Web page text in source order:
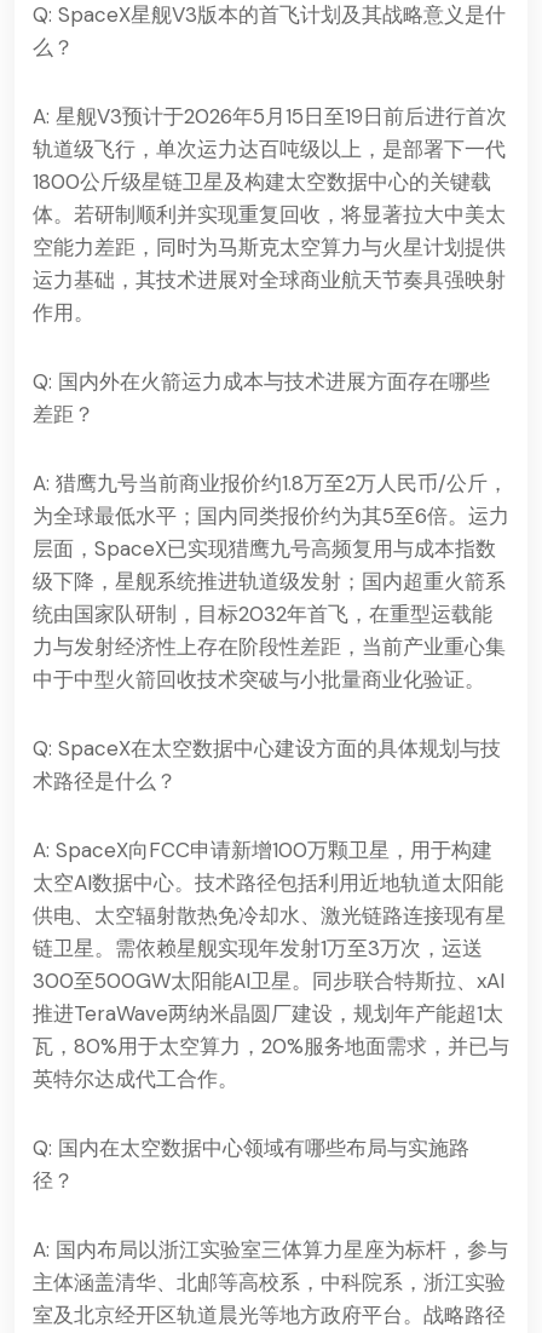
Q: SpaceX星舰V3版本的首飞计划及其战略意义是什
么？
A: 星舰V3预计于2026年5月15日至19日前后进行首次
轨道级飞行，单次运力达百吨级以上，是部署下一代
1800公斤级星链卫星及构建太空数据中心的关键载
体。若研制顺利并实现重复回收，将显著拉大中美太
空能力差距，同时为马斯克太空算力与火星计划提供
运力基础，其技术进展对全球商业航天节奏具强映射
作用。
Q: 国内外在火箭运力成本与技术进展方面存在哪些
差距？
A: 猎鹰九号当前商业报价约1.8万至2万人民币/公斤，
为全球最低水平；国内同类报价约为其5至6倍。运力
层面，SpaceX已实现猎鹰九号高频复用与成本指数
级下降，星舰系统推进轨道级发射；国内超重火箭系
统由国家队研制，目标2032年首飞，在重型运载能
力与发射经济性上存在阶段性差距，当前产业重心集
中于中型火箭回收技术突破与小批量商业化验证。
Q: SpaceX在太空数据中心建设方面的具体规划与技
术路径是什么？
A: SpaceX向FCC申请新增100万颗卫星，用于构建
太空AI数据中心。技术路径包括利用近地轨道太阳能
供电、太空辐射散热免冷却水、激光链路连接现有星
链卫星。需依赖星舰实现年发射1万至3万次，运送
300至500GW太阳能AI卫星。同步联合特斯拉、xAI
推进TeraWave两纳米晶圆厂建设，规划年产能超1太
瓦，80%用于太空算力，20%服务地面需求，并已与
英特尔达成代工合作。
Q: 国内在太空数据中心领域有哪些布局与实施路
径？
A: 国内布局以浙江实验室三体算力星座为标杆，参与
主体涵盖清华、北邮等高校系，中科院系，浙江实验
室及北京经开区轨道晨光等地方政府平台。战略路径